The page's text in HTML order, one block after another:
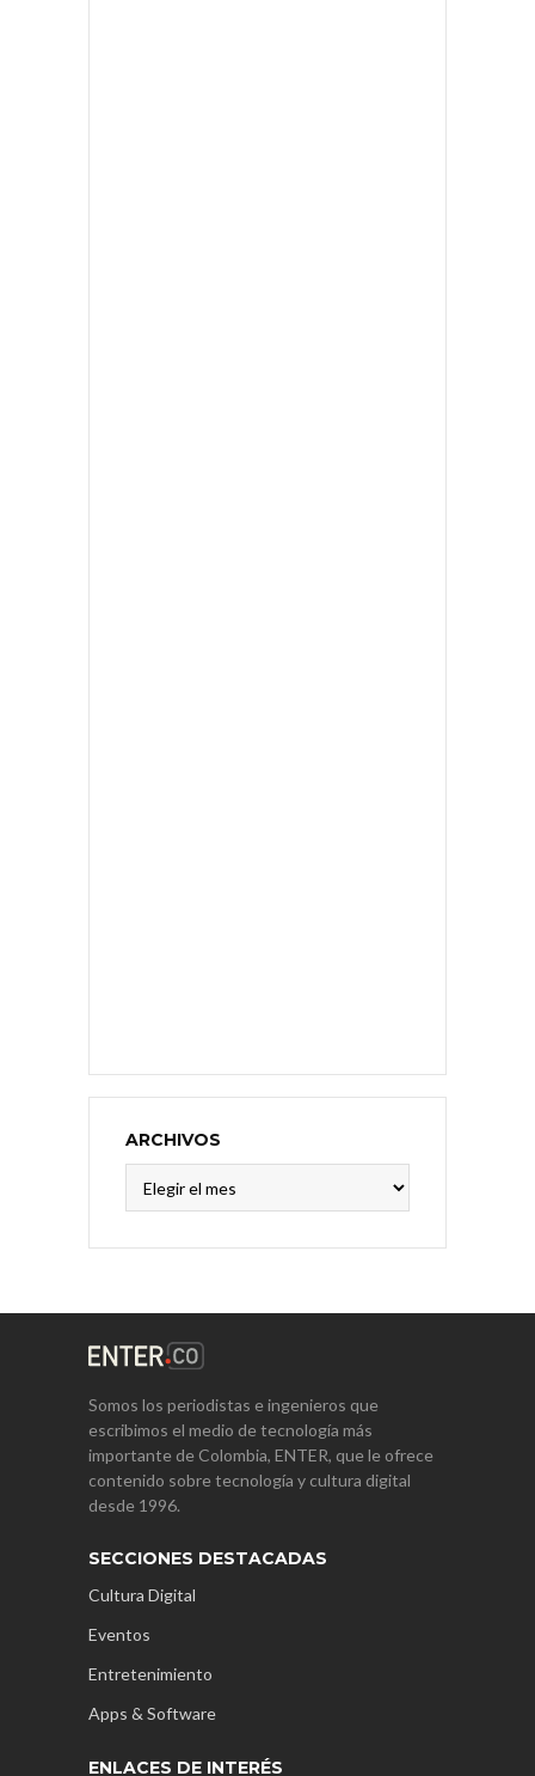
ARCHIVOS
Somos los periodistas e ingenieros que
escribimos el medio de tecnología más
importante de Colombia, ENTER, que le ofrece
contenido sobre tecnología y cultura digital
desde 1996.
SECCIONES DESTACADAS
Cultura Digital
Eventos
Entretenimiento
Apps & Software
ENLACES DE INTERÉS